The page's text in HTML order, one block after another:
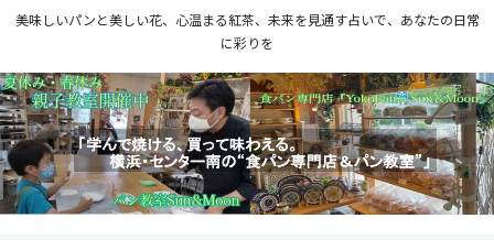
美味しいパンと美しい花、心温まる紅茶、未来を見通す占いで、あなたの日常
に彩りを